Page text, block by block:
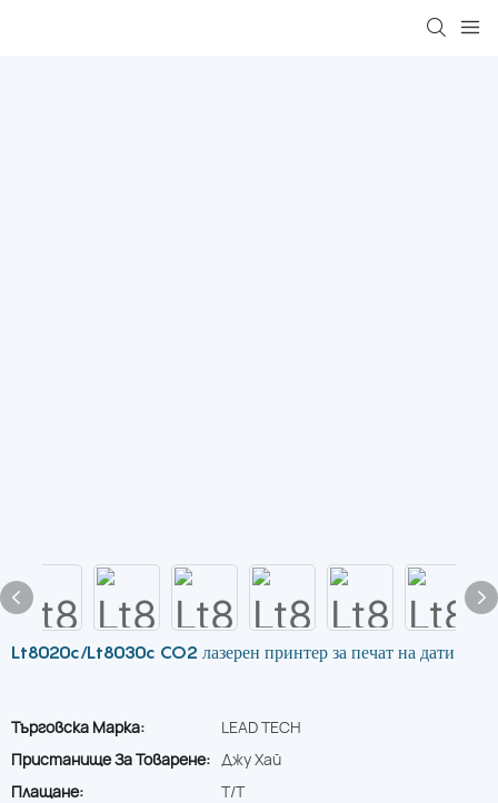
Lt8020c/Lt8030c CO2 лазерен принтер за печат на дати
Търговска Марка:
LEAD TECH
Пристанище За Товарене: Джу Хай
Плащане:
T/T